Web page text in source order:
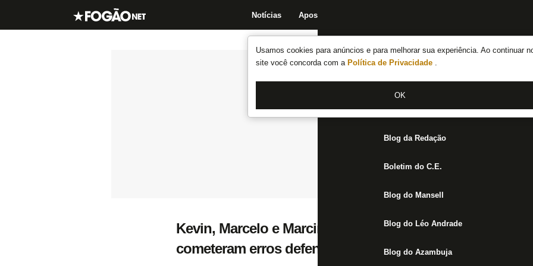
Usamos cookies para anúncios e para melhorar sua experiência. Ao continuar
site você concorda com a Política de Privacidade .
OK
Notícias Apostas
Notícias do Botafogo
Fórum
Jogos
Blog da Redação
Boletim do C.E.
Blog do Mansell
Blog do Léo Andrade
Blog do Azambuja
Kevin, Marcelo e Marcinho: Botafogo tem três dos seis
cometeram erros defensivos no Brasileirão